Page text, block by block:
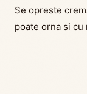
Se opreste
poate orna si cu